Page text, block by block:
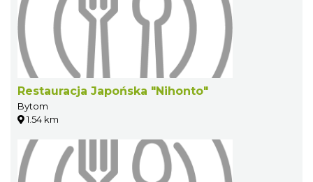
Restauracja Japońska "Nihonto"
Bytom
1.54 km